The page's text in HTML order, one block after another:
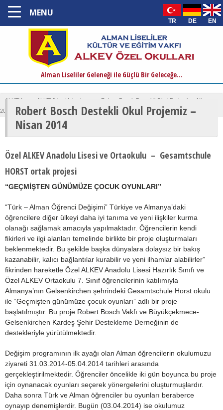
Alman Liseliler Geleneği ile Güçlü Bir Geleceğe...
TR DE EN
ALKEV ALKEV'den Haberler
Robert Bosch Destekli Okul Projemiz – Nisan
2014
Robert Bosch Destekli Okul Projemiz –
Nisan 2014
Özel ALKEV Anadolu Lisesi ve Ortaokulu – Gesamtschule
HORST ortak projesi
“GEÇMİŞTEN GÜNÜMÜZE ÇOCUK OYUNLARI”
“Türk – Alman Öğrenci Değişimi” Türkiye ve Almanya’daki
öğrencilere diğer ülkeyi daha iyi tanıma ve yeni ilişkiler kurma
olanağı sağlamak amacıyla yapılmaktadır. Öğrencilerin kendi
fikirleri ve ilgi alanları temelinde birlikte bir proje oluşturmaları
beklenmektedir. Bu şekilde başka dünyalara dolaysız bir bakış
kazanabilir, kalıcı bağlantılar kurabilir ve yeni ilhamlar alabilirler”
fikrinden hareketle Özel ALKEV Anadolu Lisesi Hazırlık Sınıfı ve
Özel ALKEV Ortaokulu 7. Sınıf öğrencilerinin katılımıyla
Almanya’nın Gelsenkirchen şehrindeki Gesamtschule Horst okulu
ile “Geçmişten günümüze çocuk oyunları” adlı bir proje
başlatılmıştır. Bu proje Robert Bosch Vakfı ve Büyükçekmece-
Gelsenkirchen Kardeş Şehir Destekleme Derneğinin de
destekleriyle yürütülmektedir.
Değişim programının ilk ayağı olan Alman öğrencilerin okulumuzu
ziyareti 31.03.2014-05.04.2014 tarihleri arasında
gerçekleştirilmektedir. Öğrenciler öncelikle iki gün boyunca bu proje
için oynanacak oyunları seçerek yönergelerini oluşturmuşlardır.
Daha sonra Türk ve Alman öğrenciler bu oyunları beraberce
oynayıp denemişlerdir. Bugün (03.04.2014) ise okulumuz
MENU